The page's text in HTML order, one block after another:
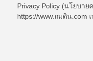
Privacy Policy (นโยบาย
https://www.ถมดิน.com